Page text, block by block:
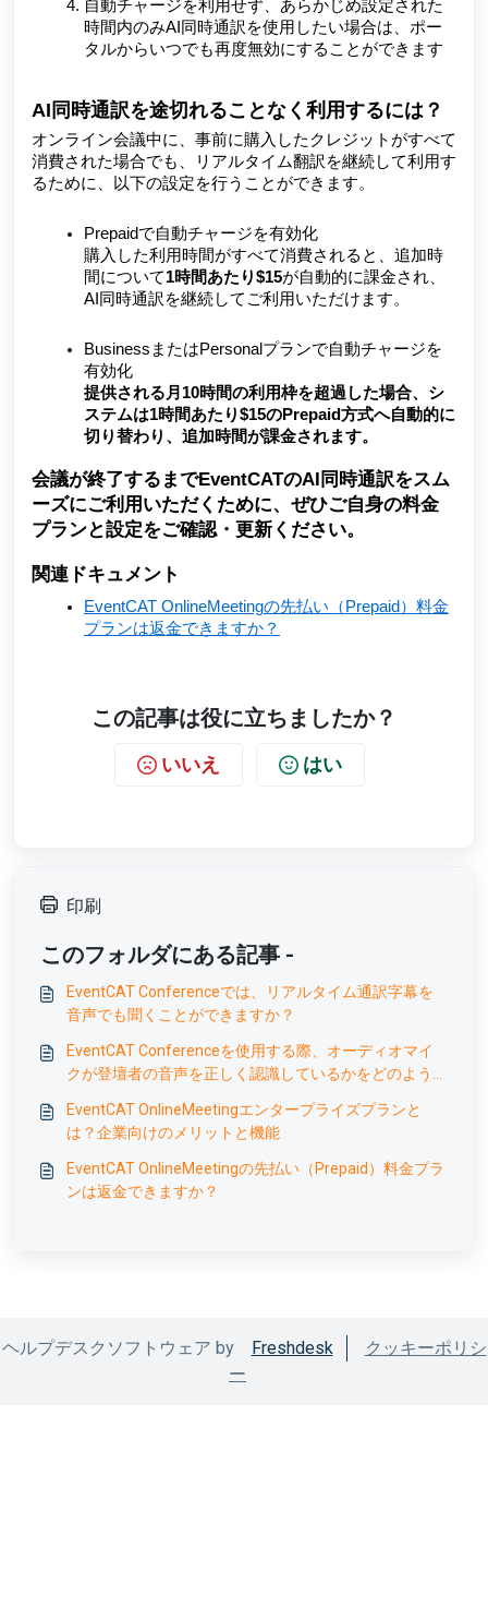
自動チャージを利用せず、あらかじめ設定された
時間内のみAI同時通訳を使用したい場合は、ポー
タルからいつでも再度無効にすることができます
AI同時通訳を途切れることなく利用するには？
オンライン会議中に、事前に購入したクレジットがすべて
消費された場合でも、リアルタイム翻訳を継続して利用す
るために、以下の設定を行うことができます。
Prepaidで自動チャージを有効化
購入した利用時間がすべて消費されると、追加時
間について1時間あたり$15が自動的に課金され、
AI同時通訳を継続してご利用いただけます。
BusinessまたはPersonalプランで自動チャージを
有効化
提供される月10時間の利用枠を超過した場合、シ
ステムは1時間あたり$15のPrepaid方式へ自動的に
切り替わり、追加時間が課金されます。
会議が終了するまでEventCATのAI同時通訳をスム
ーズにご利用いただくために、ぜひご自身の料金
プランと設定をご確認・更新ください。
関連ドキュメント
EventCAT OnlineMeetingの先払い（Prepaid）料金
プランは返金できますか？
この記事は役に立ちましたか？
いいえ はい
印刷
このフォルダにある記事 -
EventCAT Conferenceでは、リアルタイム通訳字幕を
音声でも聞くことができますか？
EventCAT Conferenceを使用する際、オーディオマイ
クが登壇者の音声を正しく認識しているかをどのように
EventCAT OnlineMeetingエンタープライズプランと
は？企業向けのメリットと機能
EventCAT OnlineMeetingの先払い（Prepaid）料金プラ
ンは返金できますか？
ヘルプデスクソフトウェア by Freshdesk
クッキーポリシ
ー